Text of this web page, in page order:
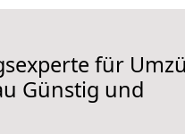
für
Günstig und